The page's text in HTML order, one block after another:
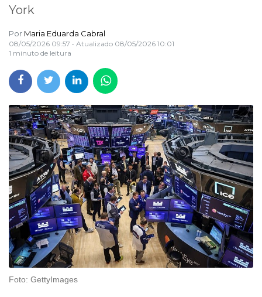
York
Por Maria Eduarda Cabral
08/05/2026 09:57 • Atualizado 08/05/2026 10:01
1 minuto de leitura
Foto: GettyImages